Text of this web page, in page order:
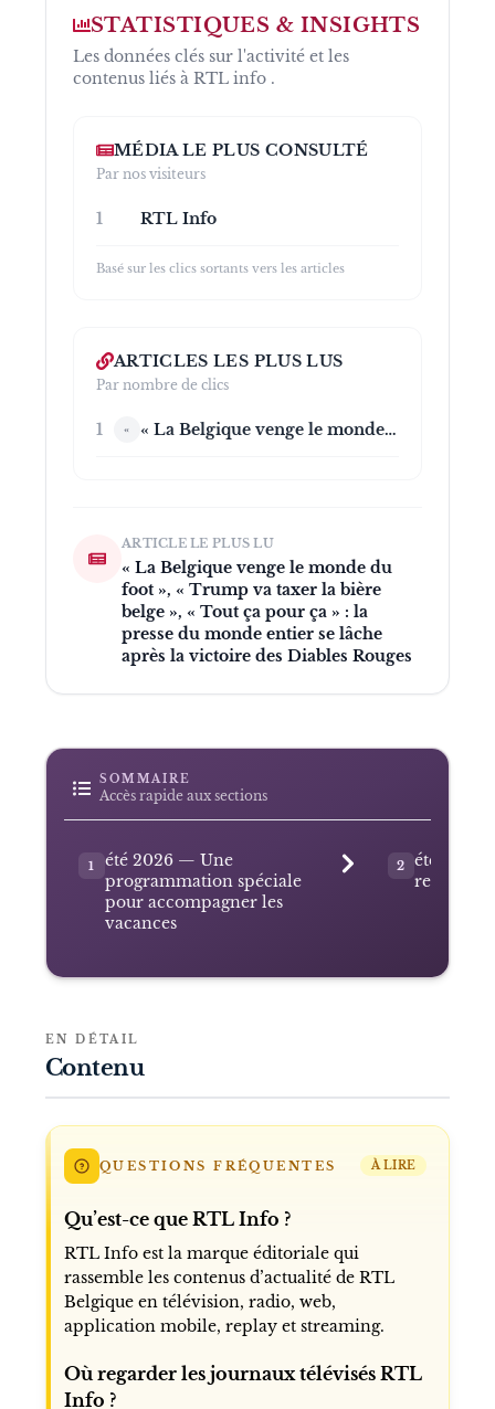
STATISTIQUES & INSIGHTS
Les données clés sur l'activité et les
contenus liés à RTL info .
MÉDIA LE PLUS CONSULTÉ
Par nos visiteurs
1 RTL Info
Basé sur les clics sortants vers les articles
ARTICLES LES PLUS LUS
Par nombre de clics
1 « « La Belgique venge le monde du foot », « Trump va taxer la bière belge », « Tout ça pour ça » : la presse du monde entier se lâche après la victoire des Diables Rouges
ARTICLE LE PLUS LU
« La Belgique venge le monde du
foot », « Trump va taxer la bière
belge », « Tout ça pour ça » : la
presse du monde entier se lâche
après la victoire des Diables Rouges
SOMMAIRE
Accès rapide aux sections
1
été 2026 — Une
programmation spéciale
pour accompagner les
vacances
2
été 2026
rendez-
EN DÉTAIL
Contenu
QUESTIONS FRÉQUENTES À LIRE
Qu’est-ce que RTL Info ?
RTL Info est la marque éditoriale qui
rassemble les contenus d’actualité de RTL
Belgique en télévision, radio, web,
application mobile, replay et streaming.
Où regarder les journaux télévisés RTL
Info ?